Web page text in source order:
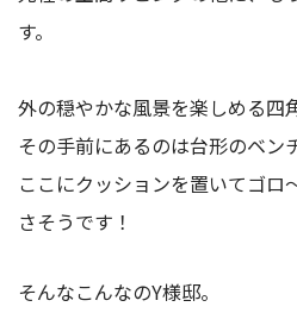
す。
外の穏やかな風景を楽しめる四
その手前にあるのは台形のベン
ここにクッションを置いてゴロ
さそうです！
そんなこんなのY様邸。